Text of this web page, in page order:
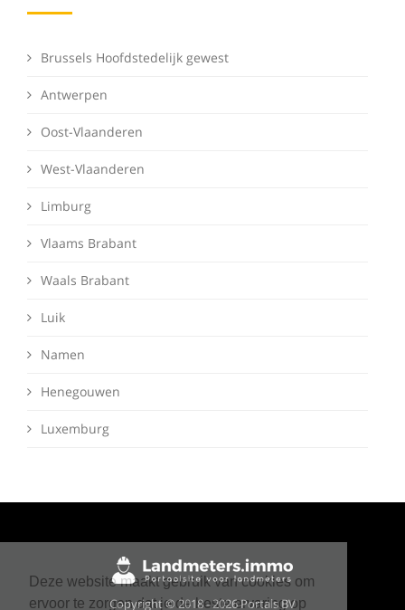
Deze website maakt gebruik van cookies om
ervoor te zorgen dat je de beste ervaring op
Brussels Hoofdstedelijk gewest
Antwerpen
Oost-Vlaanderen
West-Vlaanderen
Limburg
Vlaams Brabant
Waals Brabant
Luik
Namen
Henegouwen
Luxemburg
Copyright © 2018 - 2026 Portals BV